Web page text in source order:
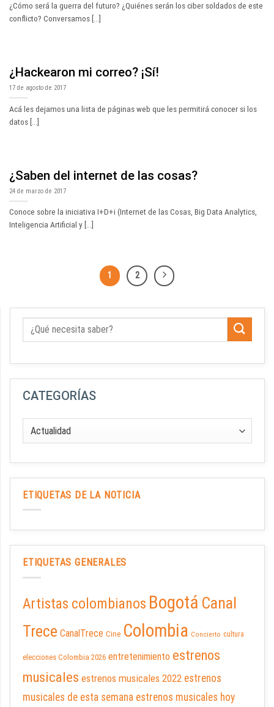
¿Cómo será la guerra del futuro? ¿Quiénes serán los ciber soldados de este
conflicto? Conversamos [...]
¿Hackearon mi correo? ¡Sí!
17 de agosto de 2017
Acá les dejamos una lista de páginas web que les permitirá conocer si los
datos [...]
¿Saben del internet de las cosas?
24 de marzo de 2017
Conoce sobre la iniciativa I+D+i (Internet de las Cosas, Big Data Analytics,
Inteligencia Artificial y [...]
1 2
CATEGORÍAS
ETIQUETAS DE LA NOTICIA
ETIQUETAS GENERALES
Artistas colombianos Bogotá Canal
Trece CanalTrece Cine Colombia Concierto cultura
elecciones Colombia 2026 entretenimiento estrenos
musicales estrenos musicales 2022 estrenos
musicales de esta semana estrenos musicales hoy